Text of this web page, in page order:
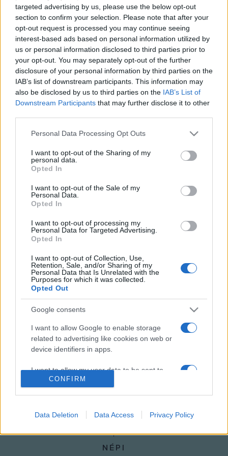
targeted advertising by us, please use the below opt-out
section to confirm your selection. Please note that after your
opt-out request is processed you may continue seeing
interest-based ads based on personal information utilized by
us or personal information disclosed to third parties prior to
your opt-out. You may separately opt-out of the further
disclosure of your personal information by third parties on the
IAB’s list of downstream participants. This information may
also be disclosed by us to third parties on the IAB’s List of
Downstream Participants that may further disclose it to other
Please note that this website/app uses one or more Google
not limited to your visit or usage behaviour. You may click to
grant or deny consent to Google and its third-party tags to
use your data for below specified purposes in below Google
consent section.
Personal Data Processing Opt Outs
I want to opt-out of the Sharing of my
personal data.
Opted In
I want to opt-out of the Sale of my
Personal Data.
Opted In
I want to opt-out of processing my
Personal Data for Targeted Advertising.
Opted In
I want to opt-out of Collection, Use,
Retention, Sale, and/or Sharing of my
Personal Data that Is Unrelated with the
Purposes for which it was collected.
Opted Out
Google consents
I want to allow Google to enable storage
related to advertising like cookies on web or
device identifiers in apps.
I want to allow my user data to be sent to
Google for online advertising purposes.
personalized advertising.
I want to allow Google to enable storage
related to analytics like cookies on web or
CONFIRM
Data Deletion Data Access Privacy Policy
A november végén megnyíló3D Rewind Romecímű
szimulációban a számítógépes játékok világát a hollywoodi
mozifilmek látványával egyesítve alkották meg Maxentius
császár Örök városának i.sz. 310 körüli hétköznapjait. A 60
ezer virtuális karakter megjelenítésére képes program
bemutatja, hogy milyen lehetett az ókori világ egyik
digitális tervezőmérnökök által megalkotott
háromdimenziós világ a mai kor számára is ismerős lehet: a
szenátusban dúló vitákban egy, a mai gazdasági válsághoz
A Colosseumhoz közeli 3D Rewind Rome a Via Capo
d'Africa 5-ös szám alatt nyílik meg november 20-án. A
felnőtteknek 10, míg gyerekeknek 6,5 eurós belépőket a
projekt angolul és olaszul elérhető oldalán
www.3drewind.com) lehet lefoglalni.
NÉPI